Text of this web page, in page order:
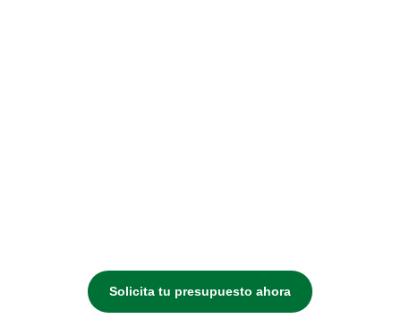
Solicita tu presupuesto ahora